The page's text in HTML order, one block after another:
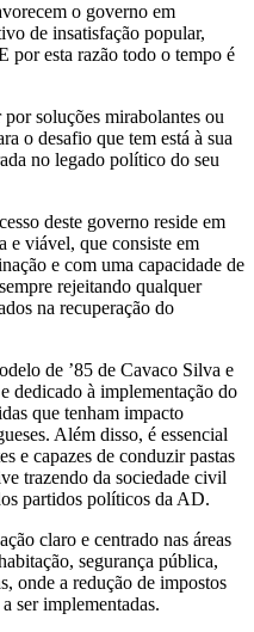
o governo em
de insatisfação popular,
por esta razão todo o tempo é
soluções mirabolantes ou
o desafio que tem está à sua
no legado político do seu
deste governo reside em
e viável, que consiste em
e com uma capacidade de
rejeitando qualquer
na recuperação do
de ’85 de Cavaco Silva e
dedicado à implementação do
que tenham impacto
Além disso, é essencial
e capazes de conduzir pastas
trazendo da sociedade civil
partidos políticos da AD.
claro e centrado nas áreas
segurança pública,
onde a redução de impostos
ser implementadas.